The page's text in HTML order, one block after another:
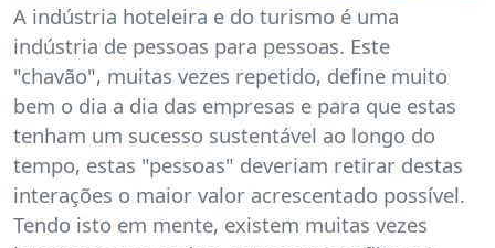
A indústria hoteleira e do turismo é uma
indústria de pessoas para pessoas. Este
"chavão", muitas vezes repetido, define muito
bem o dia a dia das empresas e para que estas
tenham um sucesso sustentável ao longo do
tempo, estas "pessoas" deveriam retirar destas
interações o maior valor acrescentado possível.
Tendo isto em mente, existem muitas vezes